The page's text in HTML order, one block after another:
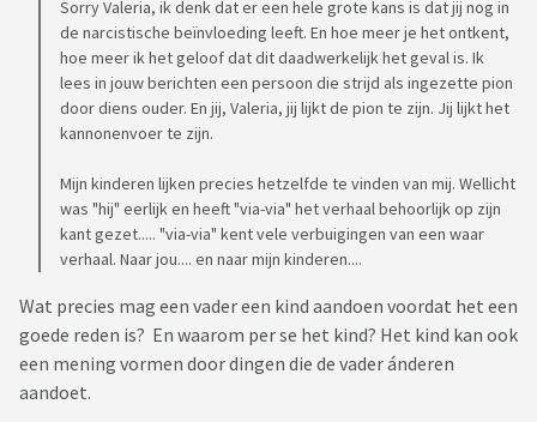
Sorry Valeria, ik denk dat er een hele grote kans is dat jij nog in
de narcistische beïnvloeding leeft. En hoe meer je het ontkent,
hoe meer ik het geloof dat dit daadwerkelijk het geval is. Ik
lees in jouw berichten een persoon die strijd als ingezette pion
door diens ouder. En jij, Valeria, jij lijkt de pion te zijn. Jij lijkt het
kannonenvoer te zijn.
Mijn kinderen lijken precies hetzelfde te vinden van mij. Wellicht
was "hij" eerlijk en heeft "via-via" het verhaal behoorlijk op zijn
kant gezet..... "via-via" kent vele verbuigingen van een waar
verhaal. Naar jou.... en naar mijn kinderen....
Wat precies mag een vader een kind aandoen voordat het een
goede reden is? En waarom per se het kind? Het kind kan ook
een mening vormen door dingen die de vader ánderen
aandoet.